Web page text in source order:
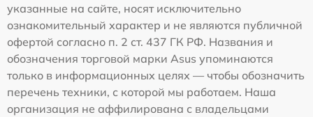
указанные на сайте, носят исключительно
ознакомительный характер и не являются публичной
офертой согласно п. 2 ст. 437 ГК РФ. Названия и
обозначения торговой марки Asus упоминаются
только в информационных целях — чтобы обозначить
перечень техники, с которой мы работаем. Наша
организация не аффилирована с владельцами